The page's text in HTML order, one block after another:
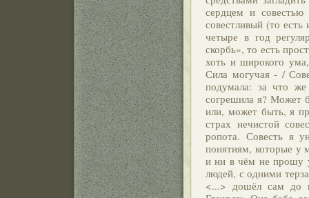
сердцем и совестью
совестливый (то
четыре в год
скорбь», то есть
хоть и широкого
Сила могучая - /
подумала: за что же
согрешила я? Может
или, может быть, я
страх нечистой
ропота. Совесть я
понятиям, которые у
и ни в чём не прошу
людей, с одними
<...> дошёл сам до